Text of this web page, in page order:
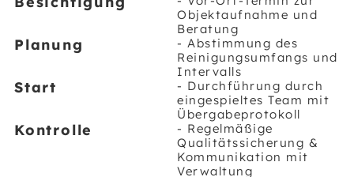
Objektaufnahme und
Beratung
Planung
- Abstimmung des
Reinigungsumfangs und
Intervalls
Start
- Durchführung durch
eingespieltes Team mit
Übergabeprotokoll
Kontrolle
- Regelmäßige
Qualitätssicherung &
Kommunikation mit
Verwaltung